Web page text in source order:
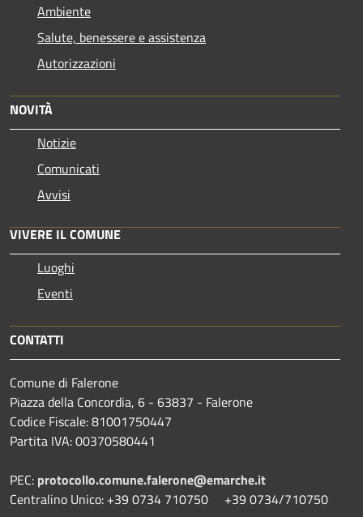
Ambiente
Salute, benessere e assistenza
Autorizzazioni
NOVITÀ
Notizie
Comunicati
Avvisi
VIVERE IL COMUNE
Luoghi
Eventi
CONTATTI
Comune di Falerone
Piazza della Concordia, 6 - 63837 - Falerone
Codice Fiscale: 81001750447
Partita IVA: 00370580441
PEC: protocollo.comune.falerone@emarche.it
Centralino Unico: +39 0734 710750 +39 0734/710750